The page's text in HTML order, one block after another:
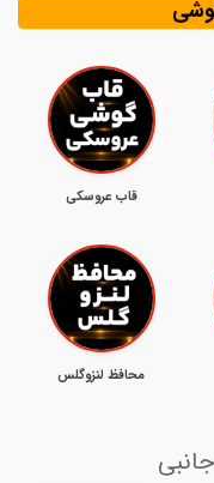
قاب عروسکی
محافظ لنزوگلس